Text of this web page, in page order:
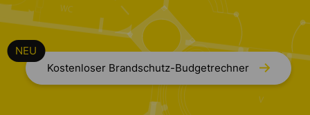
Kostenloser Brandschutz-Budgetrechner